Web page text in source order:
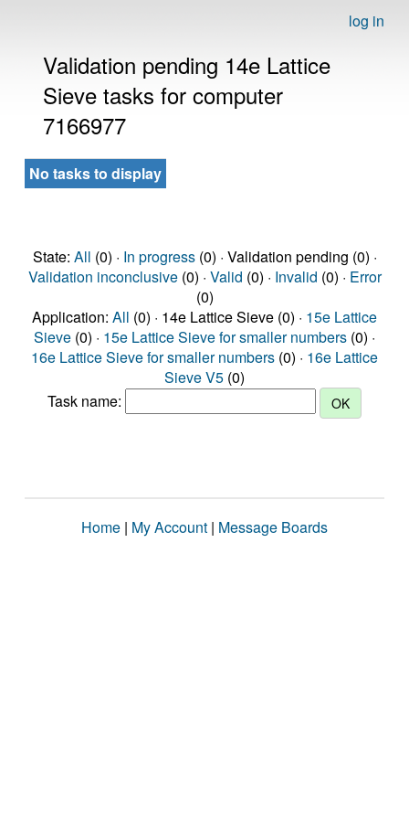
log in
Validation pending 14e Lattice
Sieve tasks for computer
7166977
No tasks to display
State: All (0) · In progress(0) · Validation pending (0) ·
Validation inconclusive(0) · Valid (0) · Invalid (0) · Error
(0)
Application: All (0) · 14e Lattice Sieve (0) · 15e Lattice
Sieve (0) · 15e Lattice Sieve for smaller numbers (0) ·
16e Lattice Sieve for smaller numbers (0) · 16e Lattice
Sieve V5 (0)
Task name:
Home | My Account | Message Boards